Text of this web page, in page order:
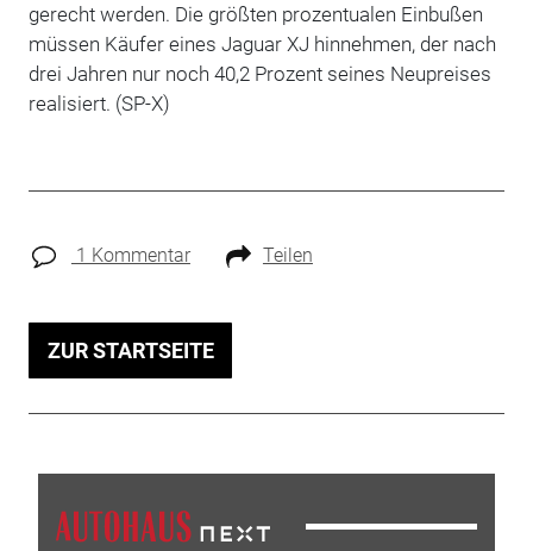
gerecht werden. Die größten prozentualen Einbußen
müssen Käufer eines Jaguar XJ hinnehmen, der nach
drei Jahren nur noch 40,2 Prozent seines Neupreises
realisiert. (SP-X)
1 Kommentar Teilen
ZUR STARTSEITE